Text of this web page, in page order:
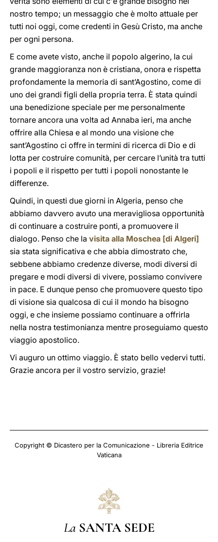
nostro tempo; un messaggio che è molto attuale per
tutti noi oggi, come credenti in Gesù Cristo, ma anche
per ogni persona.
E come avete visto, anche il popolo algerino, la cui
grande maggioranza non è cristiana, onora e rispetta
profondamente la memoria di sant’Agostino, come di
uno dei grandi figli della propria terra. È stata quindi
una benedizione speciale per me personalmente
tornare ancora una volta ad Annaba ieri, ma anche
offrire alla Chiesa e al mondo una visione che
sant’Agostino ci offre in termini di ricerca di Dio e di
lotta per costruire comunità, per cercare l’unità tra tutti
i popoli e il rispetto per tutti i popoli nonostante le
differenze.
Quindi, in questi due giorni in Algeria, penso che
abbiamo davvero avuto una meravigliosa opportunità
di continuare a costruire ponti, a promuovere il
dialogo. Penso che la visita alla Moschea [di Algeri]
sia stata significativa e che abbia dimostrato che,
sebbene abbiamo credenze diverse, modi diversi di
pregare e modi diversi di vivere, possiamo convivere
in pace. E dunque penso che promuovere questo tipo
di visione sia qualcosa di cui il mondo ha bisogno
oggi, e che insieme possiamo continuare a offrirla
nella nostra testimonianza mentre proseguiamo questo
viaggio apostolico.
Vi auguro un ottimo viaggio. È stato bello vedervi tutti.
Grazie ancora per il vostro servizio, grazie!
Copyright © Dicastero per la Comunicazione - Libreria Editrice
Vaticana
La SANTA SEDE